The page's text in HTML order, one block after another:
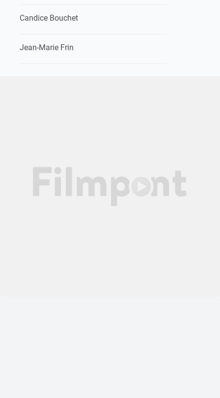
Candice Bouchet
Jean-Marie Frin